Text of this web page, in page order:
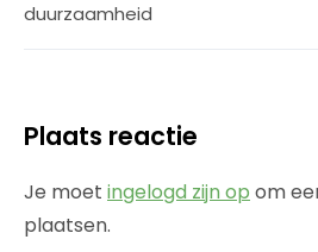
duurzaamheid
Plaats reactie
Je moet ingelogd zijn op om
plaatsen.